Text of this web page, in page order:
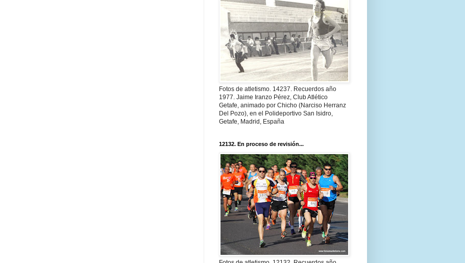
Fotos de atletismo. 14237. Recuerdos año
1977. Jaime Iranzo Pérez, Club Atlético
Getafe, animado por Chicho (Narciso Herranz
Del Pozo), en el Polideportivo San Isidro,
Getafe, Madrid, España
12132. En proceso de revisión...